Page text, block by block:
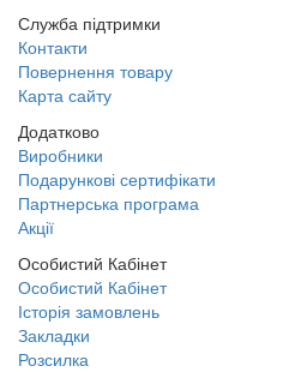
Служба підтримки
Контакти
Повернення товару
Карта сайту
Додатково
Виробники
Подарункові сертифікати
Партнерська програма
Акції
Особистий Кабінет
Особистий Кабінет
Історія замовлень
Закладки
Розсилка